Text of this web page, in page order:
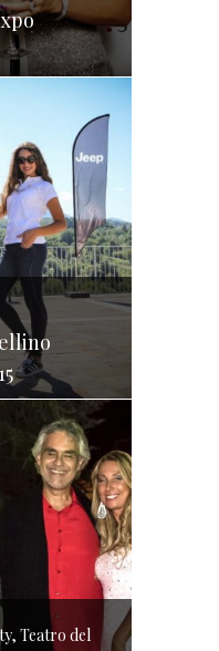
Teatro del